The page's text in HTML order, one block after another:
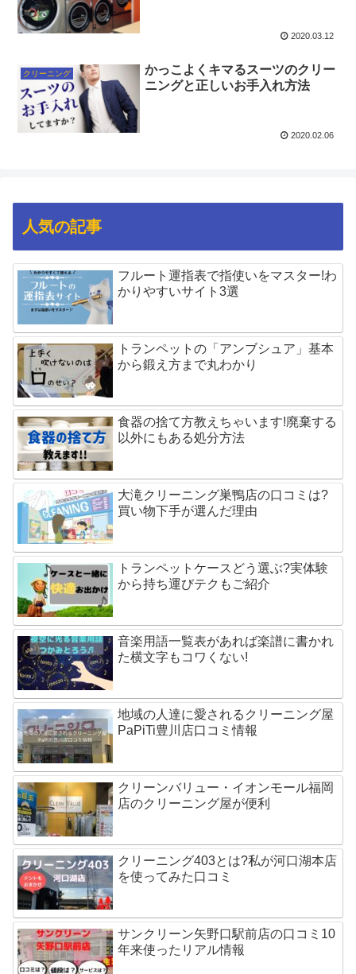
2020.03.12
クリーニング
かっこよくキマるスーツのクリー
ニングと正しいお手入れ方法
2020.02.06
人気の記事
フルート運指表で指使いをマスター!わ
かりやすいサイト3選
トランペットの「アンブシュア」基本
から鍛え方まで丸わかり
食器の捨て方教えちゃいます!廃棄する
以外にもある処分方法
大滝クリーニング巣鴨店の口コミは?
買い物下手が選んだ理由
トランペットケースどう選ぶ?実体験
から持ち運びテクもご紹介
音楽用語一覧表があれば楽譜に書かれ
た横文字もコワくない!
地域の人達に愛されるクリーニング屋
PaPiTi豊川店口コミ情報
クリーンバリュー・イオンモール福岡
店のクリーニング屋が便利
クリーニング403とは?私が河口湖本店
を使ってみた口コミ
サンクリーン矢野口駅前店の口コミ10
年来使ったリアル情報